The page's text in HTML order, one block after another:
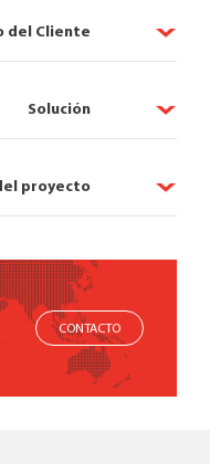
del Cliente
Solución
proyecto
CONTACTO